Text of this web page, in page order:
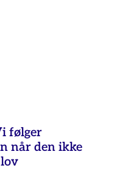
følger
når den ikke